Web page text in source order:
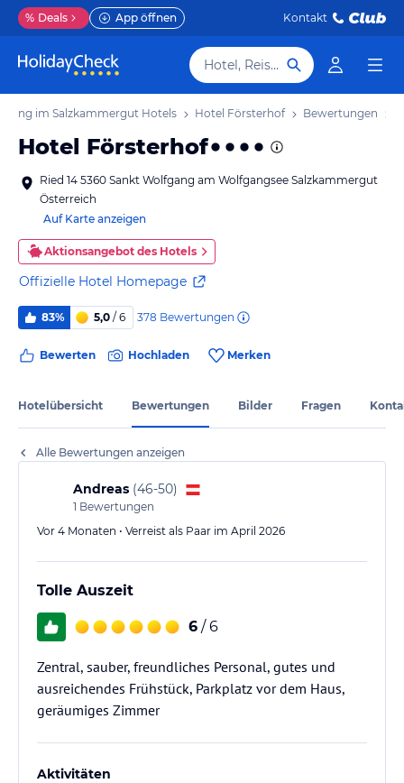
% Deals App öffnen Kontakt
Hotel, Reiseziel
im Salzkammergut Hotels Hotel Försterhof Bewertungen
Hotel Försterhof
Ried 14 5360 Sankt Wolfgang am Wolfgangsee Salzkammergut
Österreich
Auf Karte anzeigen
Aktionsangebot des Hotels
Offizielle Hotel Homepage
83% 5,0 / 6 378 Bewertungen
Bewerten Hochladen Merken
Hotelübersicht Bewertungen Bilder Fragen
Alle Bewertungen anzeigen
Andreas (46-50)
1 Bewertungen
Vor 4 Monaten • Verreist als Paar im April 2026
Tolle Auszeit
6 / 6
Zentral, sauber, freundliches Personal, gutes und
ausreichendes Frühstück, Parkplatz vor dem Haus,
geräumiges Zimmer
Aktivitäten